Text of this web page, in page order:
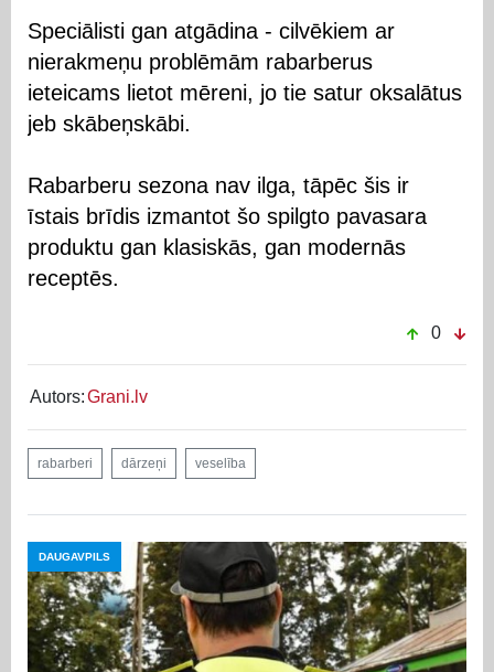
Speciālisti gan atgādina - cilvēkiem ar
nierakmeņu problēmām rabarberus
ieteicams lietot mēreni, jo tie satur oksalātus
jeb skābeņskābi.
Rabarberu sezona nav ilga, tāpēc šis ir
īstais brīdis izmantot šo spilgto pavasara
produktu gan klasiskās, gan modernās
receptēs.
0
Autors:Grani.lv
rabarberi dārzeņi veselība
DAUGAVPILS